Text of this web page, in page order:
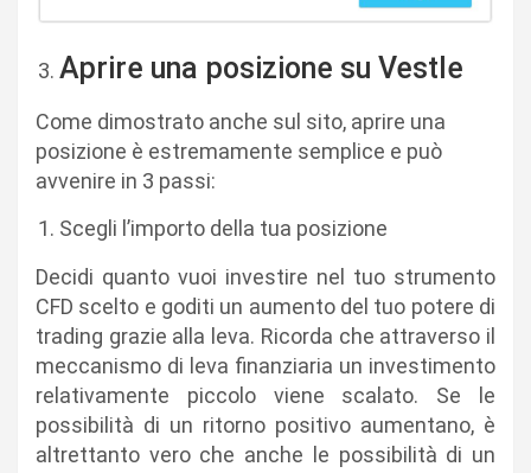
Aprire una posizione su Vestle
Come dimostrato anche sul sito, aprire una
posizione è estremamente semplice e può
avvenire in 3 passi:
Scegli l’importo della tua posizione
Decidi quanto vuoi investire nel tuo strumento
CFD scelto e goditi un aumento del tuo potere di
trading grazie alla leva. Ricorda che attraverso il
meccanismo di leva finanziaria un investimento
relativamente piccolo viene scalato. Se le
possibilità di un ritorno positivo aumentano, è
altrettanto vero che anche le possibilità di un